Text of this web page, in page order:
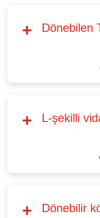
Dönebilen
L-şekilli
Dönebilir